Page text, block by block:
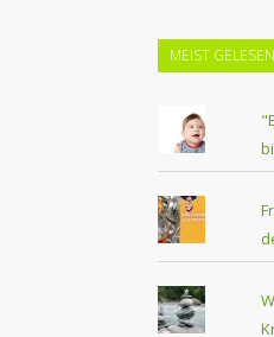
MEIST GELESEN